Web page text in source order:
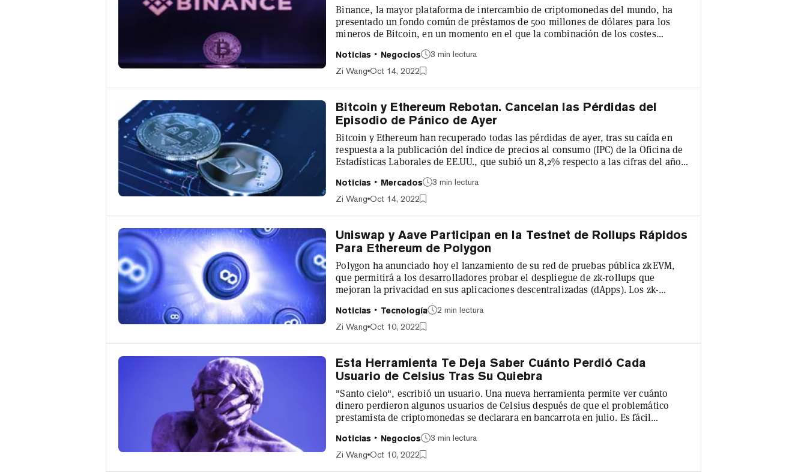
Binance, la mayor plataforma de intercambio de criptomonedas del mundo, ha
presentado un fondo común de préstamos de 500 millones de dólares para los
mineros de Bitcoin, en un momento en el que la combinación de los costes
nunca, ejerce presión sobre el sector. La compañía dijo que su proyecto Binance
Pool fue diseñado para proporcionar "servicios seguros de financiación de la
Noticias Negocios
3 min lectura
Zi Wang Oct 14, 2022
Bitcoin y Ethereum Rebotan. Cancelan las Pérdidas del
Episodio de Pánico de Ayer
Bitcoin y Ethereum han recuperado todas las pérdidas de ayer, tras su caída en
respuesta a la publicación del índice de precios al consumo (IPC) de la Oficina de
Estadísticas Laborales de EE.UU., que subió un 8,2% respecto a las cifras del año
edición, lo que supone una subida del 3,4% desde el mínimo de ayer de 18.347,67
dólares, según CoinGecko. Sin embargo, el movimiento alcista de hoy todavía
Noticias Mercados
3 min lectura
Zi Wang Oct 14, 2022
Uniswap y Aave Participan en la Testnet de Rollups Rápidos
Para Ethereum de Polygon
Polygon ha anunciado hoy el lanzamiento de su red de pruebas pública zkEVM,
que permitirá a los desarrolladores probar el despliegue de zk-rollups que
mejoran la privacidad en sus aplicaciones descentralizadas (dApps). Los zk-
mejorar drásticamente el rendimiento de la blockchain de Ethereum al "enrollar"
colecciones de transacciones, que luego se presentan a la blockchain como un
Noticias Tecnología
2 min lectura
Zi Wang Oct 10, 2022
Esta Herramienta Te Deja Saber Cuánto Perdió Cada
Usuario de Celsius Tras Su Quiebra
"Santo cielo", escribió un usuario. Una nueva herramienta permite ver cuánto
dinero perdieron algunos usuarios de Celsius después de que el problemático
prestamista de criptomonedas se declarara en bancarrota en julio. Es fácil
mayores perdedores de la debacle de Celsius, simplemente escribiendo su
nombre en la cómoda barra de búsqueda. Oof. I expect plenty of revelations to
Noticias Negocios
3 min lectura
Zi Wang Oct 10, 2022